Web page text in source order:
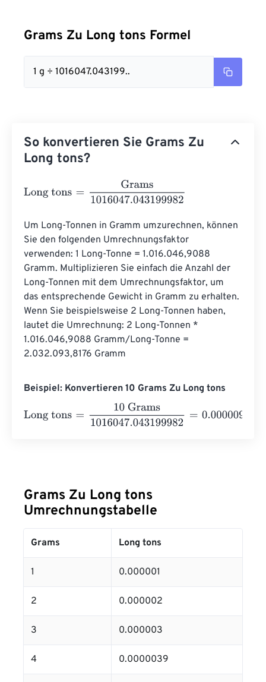
Grams Zu Long tons Formel
1 g ÷ 1016047.043199..
So konvertieren Sie Grams Zu
Long tons?
Long tons 1016047.043199982
Um Long-Tonnen in Gramm umzurechnen, können
Sie den folgenden Umrechnungsfaktor
verwenden: 1 Long-Tonne = 1.016.046,9088
Gramm. Multiplizieren Sie einfach die Anzahl der
Long-Tonnen mit dem Umrechnungsfaktor, um
das entsprechende Gewicht in Gramm zu erhalten.
Wenn Sie beispielsweise 2 Long-Tonnen haben,
lautet die Umrechnung: 2 Long-Tonnen *
1.016.046,9088 Gramm/Long-Tonne =
2.032.093,8176 Gramm
Beispiel: Konvertieren 10 Grams Zu Long tons
Long tons
1016047.043199982 =0.0000098
Grams Zu Long tons
Umrechnungstabelle
Grams Long tons
1 0.000001
2 0.000002
3 0.000003
4 0.0000039